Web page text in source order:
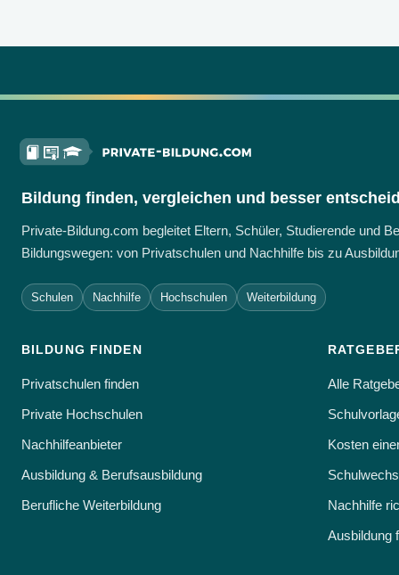
Bildung finden, vergleichen und besser
Private-Bildung.com begleitet Eltern, Schüler, Studierende und
Bildungswegen: von Privatschulen und Nachhilfe bis zu
Schulen Nachhilfe Hochschulen Weiterbildung
BILDUNG FINDEN
Privatschulen finden
Private Hochschulen
Nachhilfeanbieter
Ausbildung & Berufsausbildung
Berufliche Weiterbildung
Alle
Kosten
Nachhilfe
Ausbildung